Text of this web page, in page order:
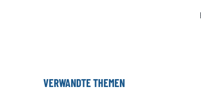
VERWANDTE THEMEN